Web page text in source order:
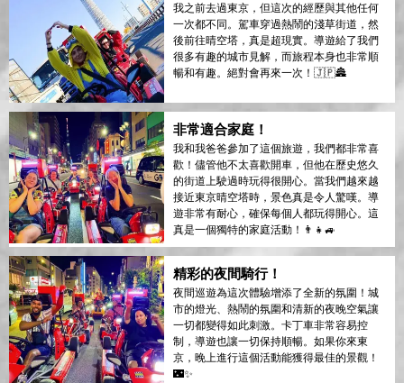
我之前去過東京，但這次的經歷與其他任何
一次都不同。駕車穿過熱鬧的淺草街道，然
後前往晴空塔，真是超現實。導遊給了我們
很多有趣的城市見解，而旅程本身也非常順
暢和有趣。絕對會再來一次！🇯🇵🏯
非常適合家庭！
我和我爸爸參加了這個旅遊，我們都非常喜
歡！儘管他不太喜歡開車，但他在歷史悠久
的街道上駛過時玩得很開心。當我們越來越
接近東京晴空塔時，景色真是令人驚嘆。導
遊非常有耐心，確保每個人都玩得開心。這
真是一個獨特的家庭活動！👨‍👧🚙
精彩的夜間騎行！
夜間巡遊為這次體驗增添了全新的氛圍！城
市的燈光、熱鬧的氛圍和清新的夜晚空氣讓
一切都變得如此刺激。卡丁車非常容易控
制，導遊也讓一切保持順暢。如果你來東
京，晚上進行這個活動能獲得最佳的景觀！
🌃✨